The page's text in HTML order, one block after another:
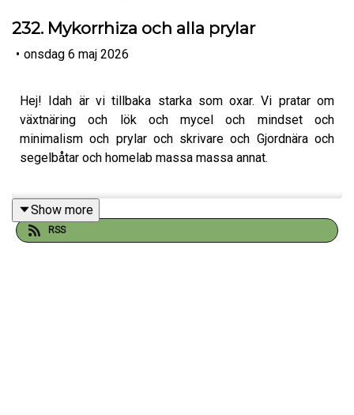
232. Mykorrhiza och alla prylar
• onsdag 6 maj 2026
Hej! Idah är vi tillbaka starka som oxar. Vi pratar om
växtnäring och lök och mycel och mindset och
minimalism och prylar och skrivare och Gjordnära och
segelbåtar och homelab massa massa annat.
Till patreons:
Show more
RSS